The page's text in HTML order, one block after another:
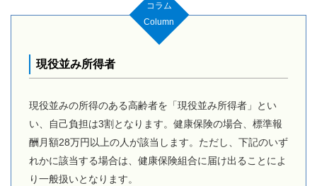
コラム
Column
現役並み所得者
現役並みの所得のある高齢者を「現役並み所得者」とい
い、自己負担は3割となります。健康保険の場合、標準報
酬月額28万円以上の人が該当します。ただし、下記のいず
れかに該当する場合は、健康保険組合に届け出ることによ
り一般扱いとなります。